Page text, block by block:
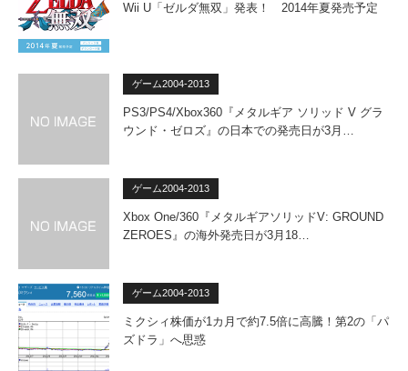
Wii U「ゼルダ無双」発表！ 2014年夏発売予定
ゲーム2004-2013
PS3/PS4/Xbox360『メタルギア ソリッド V グラ
ウンド・ゼロズ』の日本での発売日が3月…
ゲーム2004-2013
Xbox One/360『メタルギアソリッドV: GROUND
ZEROES』の海外発売日が3月18…
ゲーム2004-2013
ミクシィ株価が1カ月で約7.5倍に高騰！第2の「パ
ズドラ」へ思惑